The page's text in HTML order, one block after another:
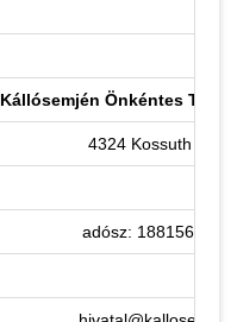
Kállósemjén Önkéntes
4324 Kossuth u.
adósz: 18815627-